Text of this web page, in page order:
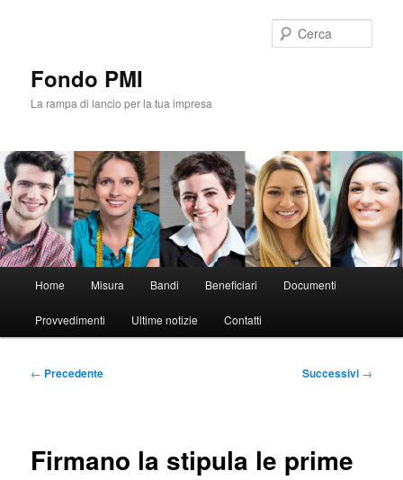
Fondo PMI
La rampa di lancio per la tua impresa
principale
Home Misura Bandi Beneficiari Documenti
Provvedimenti Ultime notizie Contatti
Navigazione
← Precedente Successivi →
Firmano la stipula le prime